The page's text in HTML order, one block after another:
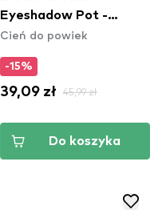
Eyeshadow Pot -
Duchesse
Cień do powiek
-15%
39,09 zł 45,99 zł
Do koszyka